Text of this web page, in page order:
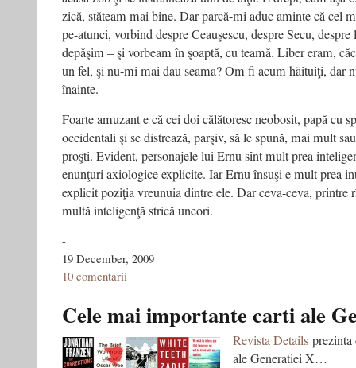
zică, stăteam mai bine. Dar parcă-mi aduc aminte că cel
pe-atunci, vorbind despre Ceauşescu, despre Secu,
depăşim – şi vorbeam în şoaptă, cu teamă. Liber eram,
un fel, şi nu-mi mai dau seama? Om fi acum hăituiţi, dar
înainte.
Foarte amuzant e că cei doi călătoresc neobosit, papă cu
occidentali şi se distrează, parşiv, să le spună, mai mult
proşti. Evident, personajele lui Ernu sînt mult prea
enunţuri axiologice explicite. Iar Ernu însuşi e mult prea
explicit poziţia vreunuia dintre ele. Dar ceva-ceva, printre
multă inteligenţă strică uneori.
-
19 December, 2009
10 comentarii
Cele mai importante carti ale
Revista Details
ale Generatiei X…